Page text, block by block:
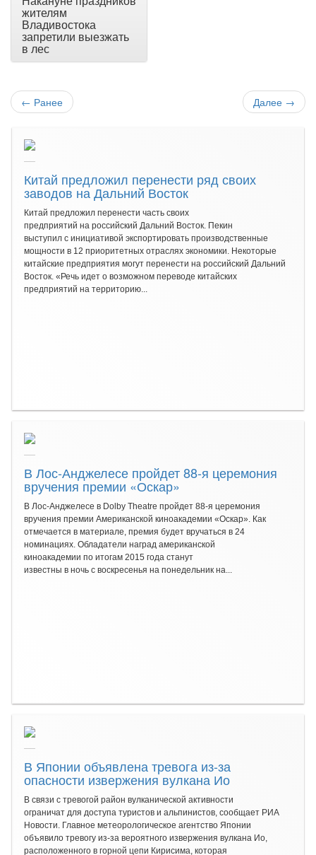
жителям
Владивостока
запретили выезжать
в лес
← Ранее Далее →
Китай предложил перенести ряд своих
заводов на Дальний Восток
Китай предложил перенести часть своих
предприятий на российский Дальний Восток. Пекин
выступил с инициативой экспортировать производственные
мощности в 12 приоритетных отраслях экономики. Некоторые
китайские предприятия могут перенести на российский Дальний
Восток. «Речь идет о возможном переводе китайских
предприятий на территорию...
В Лос-Анджелесе пройдет 88-я церемония
вручения премии «Оскар»
В Лос-Анджелесе в Dolby Theatre пройдет 88-я церемония
вручения премии Американской киноакадемии «Оскар». Как
отмечается в материале, премия будет вручаться в 24
номинациях. Обладатели наград американской
киноакадемии по итогам 2015 года станут
известны в ночь с воскресенья на понедельник на...
В Японии объявлена тревога из-за
опасности извержения вулкана Ио
В связи с тревогой район вулканической активности
ограничат для доступа туристов и альпинистов, сообщает РИА
Новости. Главное метеорологическое агентство Японии
объявило тревогу из-за вероятного извержения вулкана Ио,
расположенного в горной цепи Кирисима, которая